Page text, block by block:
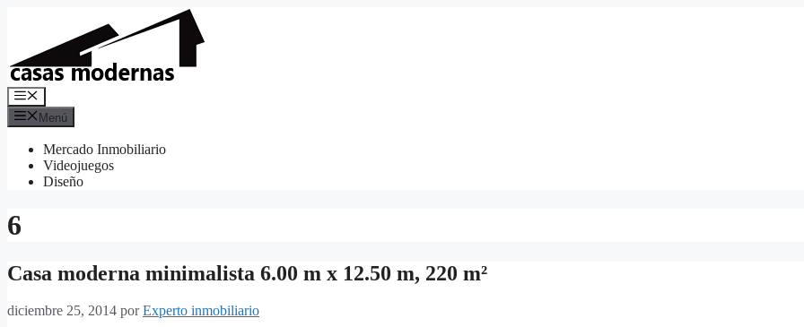
contenido
Menú
Menú
Mercado Inmobiliario
Videojuegos
Diseño
6
Casa moderna minimalista 6.00 m x 12.50 m, 220 m²
diciembre 25, 2014 porExperto inmobiliario